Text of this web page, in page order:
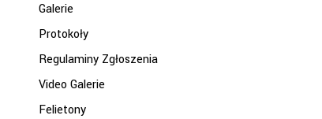
Galerie
Protokoły
Regulaminy Zgłoszenia
Video Galerie
Felietony